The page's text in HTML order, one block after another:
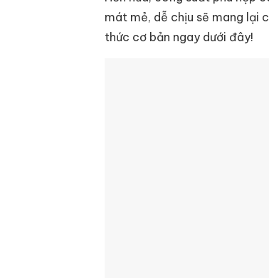
mát mẻ, dễ chịu sẽ mang lại
thức cơ bản ngay dưới đây!